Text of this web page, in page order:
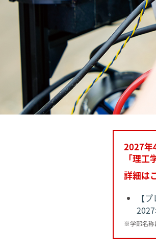
2027年
「理工
詳細は
【
※学部名称